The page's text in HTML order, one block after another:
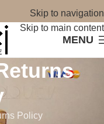
Skip to navigation
Skip to main content
MENU
Policy